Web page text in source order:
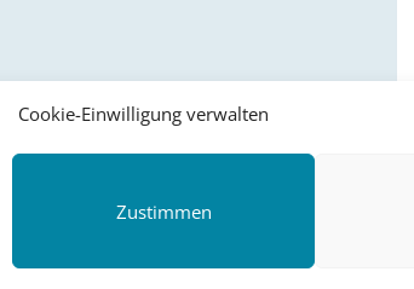
Cookie-Einwilligung verwalten
Zustimmen